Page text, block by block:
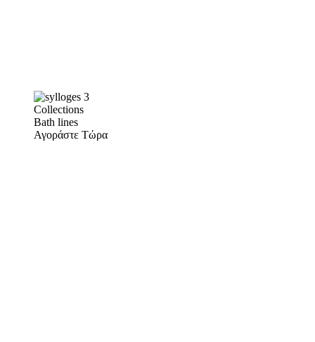
Collections
Bath lines
Αγοράστε Τώρα